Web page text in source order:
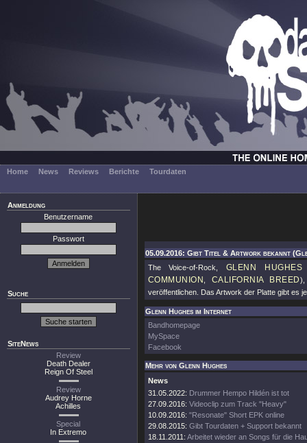
Home News Reviews Berichte Tourdaten
Anmeldung
Benutzername
Passwort
Suche
SiteNews
Review
Death Dealer
Reign Of Steel
Review
Audrey Horne
Achilles
Special
In Extremo
05.09.2016: Gibt Titel & Artwork bekannt
The Voice-of-Rock, GLENN HUGHES
COMMUNION CALIFORNIA BREED),
veröffentlichen. Das Artwork der Platte gibt es
Glenn Hughes im Internet
Bandhomepage
MySpace
Facebook
Mehr von Glenn Hughes
News
31.05.2022: Drummer Hempo Hildén ist tot
27.09.2016: Videoclip zum Track "Heavy"
10.09.2016: "Resonate" Short EPK online
29.08.2015: Gibt Tourdaten + Support bekannt
18.11.2011: Arbeitet wieder an Songs für die